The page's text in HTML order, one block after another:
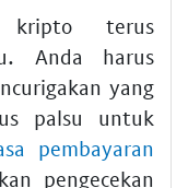
kripto terus
Anda harus
yang
palsu untuk
pembayaran
pengecekan